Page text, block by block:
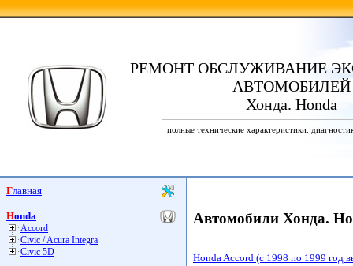
РЕМОНТ ОБСЛУЖИВАНИЕ
АВТОМОБИЛЕЙ
Хонда. Honda
полные технические характеристики.
Главная
Honda
Accord
Civic / Acura Integra
Civic 5D
Автомобили Хонда.
Honda Accord (с 1998 по 1999 год